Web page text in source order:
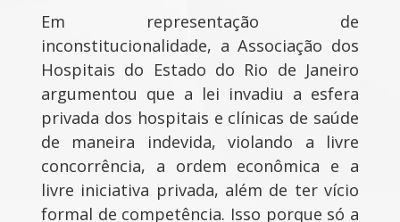
Em representação de
inconstitucionalidade, a Associação dos
Hospitais do Estado do Rio de Janeiro
argumentou que a lei invadiu a esfera
privada dos hospitais e clínicas de saúde
de maneira indevida, violando a livre
concorrência, a ordem econômica e a
livre iniciativa privada, além de ter vício
formal de competência. Isso porque só a